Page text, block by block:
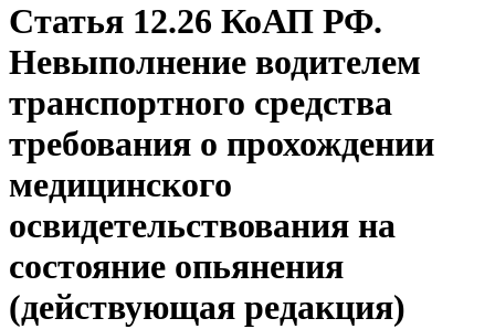
Статья 12.26 КоАП РФ.
Невыполнение водителем
транспортного средства
требования о прохождении
медицинского
освидетельствования на
состояние опьянения
(действующая редакция)